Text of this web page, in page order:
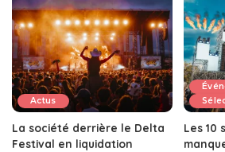
Actus
La société derrière le Delta
Festival en liquidation
Les 10